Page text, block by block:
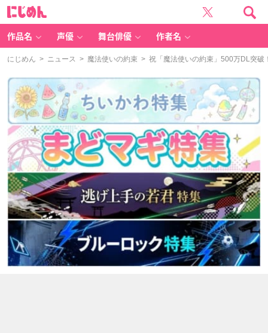
作品名 声優 舞台俳優 作者名
にじめん > ニュース > 魔法使いの約束 > 祝「魔法使いの約束」500万DL突破